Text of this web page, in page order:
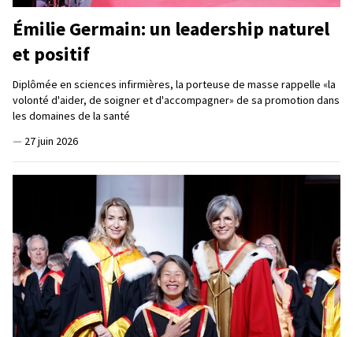
Émilie Germain: un leadership naturel
et positif
Diplômée en sciences infirmières, la porteuse de masse rappelle «la
volonté d'aider, de soigner et d'accompagner» de sa promotion dans
les domaines de la santé
— 27 juin 2026